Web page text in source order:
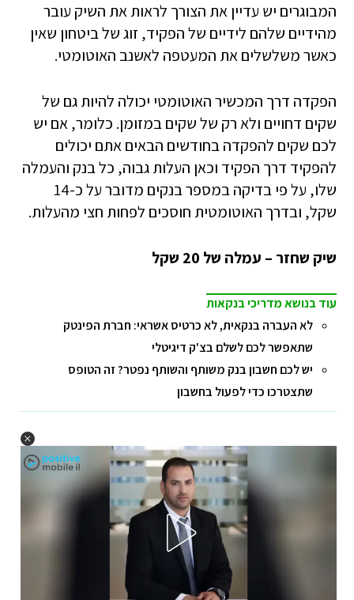
המבוגרים יש עדיין את הצורך לראות את השיק עובר
מהידיים שלהם לידיים של הפקיד, זוג של ביטחון שאין
כאשר משלשלים את המעטפה לאשנב האוטומטי.
הפקדה דרך המכשיר האוטומטי יכולה להיות גם של
שקים דחויים ולא רק של שקים במזומן. כלומר, אם יש
לכם שקים להפקדה בחודשים הבאים אתם יכולים
להפקיד דרך הפקיד וכאן העלות גבוה, כל בנק והעמלה
שלו, על פי בדיקה במספר בנקים מדובר על כ-14
שקל, ובדרך האוטומטית חוסכים לפחות חצי מהעלות.
שיק שחזר – עמלה של 20 שקל
עוד בנושא מדריכי בנקאות
לא העברה בנקאית, לא כרטיס אשראי: חברת הפינטק
שתאפשר לכם לשלם בצ'ק דיגיטלי
יש לכם חשבון בנק משותף והשותף נפטר? זה הטופס
שתצטרכו כדי לפעול בחשבון